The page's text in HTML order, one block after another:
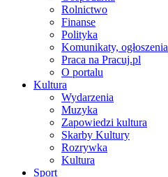
Rolnictwo
Finanse
Polityka
Komunikaty, ogłoszenia
Praca na Pracuj.pl
O portalu
Kultura
Wydarzenia
Muzyka
Zapowiedzi kultura
Skarby Kultury
Rozrywka
Kultura
Sport